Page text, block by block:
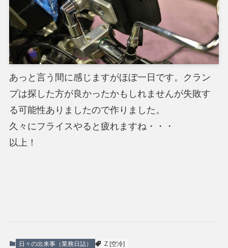
あっと言う間に感じますがほぼ一日です。クラン
プは探した方が良かったかもしれませんが失敗す
る可能性ありましたので作りました。
久々にフライスやると疲れますね・・・
以上！
日々の出来事（業務日誌） Z [空冷]